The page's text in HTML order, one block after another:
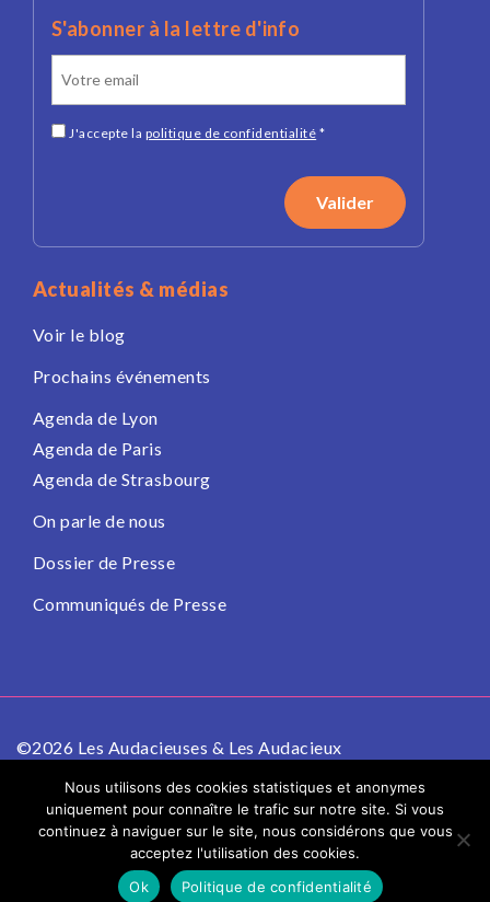
S'abonner à la lettre d'info
J'accepte la politique de confidentialité *
Actualités & médias
Voir le blog
Prochains événements
Agenda de Lyon
Agenda de Paris
Agenda de Strasbourg
On parle de nous
Dossier de Presse
Communiqués de Presse
©2026 Les Audacieuses & Les Audacieux
Politique de confidentialité
Mentions légales
Nous utilisons des cookies statistiques et anonymes
uniquement pour connaître le trafic sur notre site. Si vous
continuez à naviguer sur le site, nous considérons que vous
acceptez l'utilisation des cookies.
Ok
Politique de confidentialité